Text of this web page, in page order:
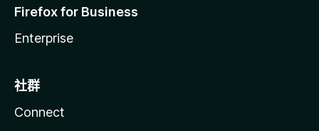
Firefox for Business
Enterprise
社群
Connect